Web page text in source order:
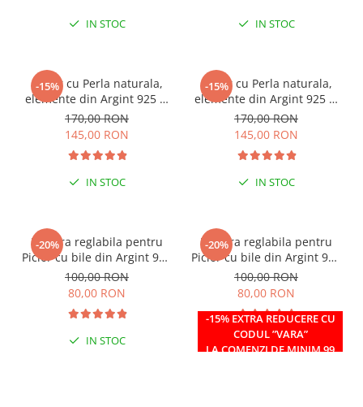
IN STOC IN STOC
-15%
Colier cu Perla naturala,
elemente din Argint 925 si
margele Miyuki, multicolor
170,00 RON
145,00 RON
IN STOC
-15%
Colier cu Perla naturala,
elemente din Argint 925 si
margele Miyuki, verde/kiwi
170,00 RON
145,00 RON
IN STOC
-20%
Bratara reglabila pentru
Picior cu bile din Argint 925
si margele Miyuki rosii
100,00 RON
80,00 RON
IN STOC
-20%
-15% EXTRA REDUCERE CU
CODUL ”VARA”
LA COMENZI DE MINIM 99
Bratara reglabila pentru
Picior cu bile din Argint 925
si margele Miyuki verzi
100,00 RON
80,00 RON
IN STOC